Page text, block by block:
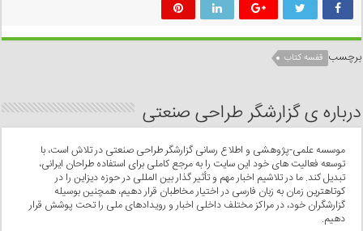
برچسب قفسه كتاب
درباره ی گزارشگر طراحی صنعتی
موسسه علمی-پژوهشی و اطلاع رسانی گزارشگر طراحی صنعتی در تلاش است، با
توسعه فعالیت های خود این سایت را به مرجع کاملی برای استفاده طراحان ایرانی،
تبدیل کند. ما در تلاشیم اخبار مهم و تأثیر گذار بین المللی در حوزه دیزاین را در
کوتاهترین زمان به زبان فارسی در اختیار مخاطبان قرار دهیم، همچنین بوسیله
گزارشگران خود، در مراکز مختلف داخلی اخبار و رویدادهای ملی را تحت پوشش قرار
دهیم.